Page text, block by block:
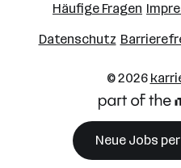
Häufige Fragen
Datenschutz
© 2026
Neue Jobs